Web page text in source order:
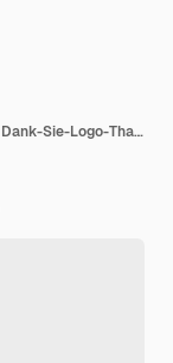
Foto eines einfachen handgeschriebenen Dank-Sie-Logo-Thanksgiving-Tages-Konzeptes